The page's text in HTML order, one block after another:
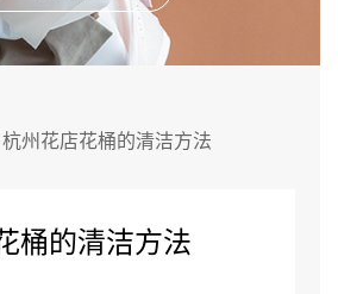
杭州花店花桶的清洁方法
桶的清洁方法